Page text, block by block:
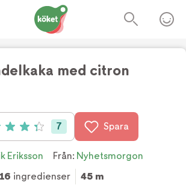
med citron
4.3 av 5 (7 röster)
7 Spara
Eriksson Från: Nyhetsmorgon
16 ingredienser 45 m